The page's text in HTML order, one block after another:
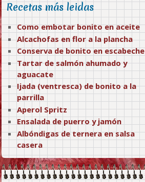
Recetas más leidas
Como embotar bonito en aceite
Alcachofas en flor a la plancha
Conserva de bonito en escabeche
Tartar de salmón ahumado y
aguacate
Ijada (ventresca) de bonito a la
parrilla
Aperol Spritz
Ensalada de puerro y jamón
Albóndigas de ternera en salsa
casera